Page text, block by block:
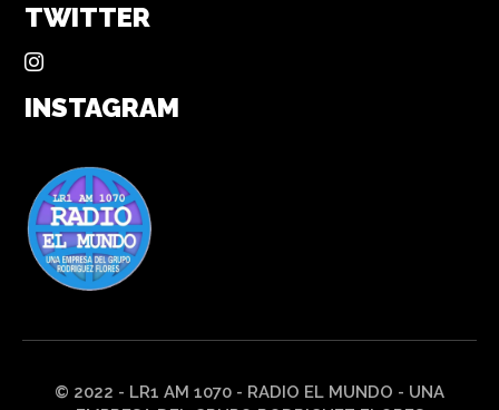
TWITTER
INSTAGRAM
© 2022 - LR1 AM 1070 - RADIO EL MUNDO - UNA